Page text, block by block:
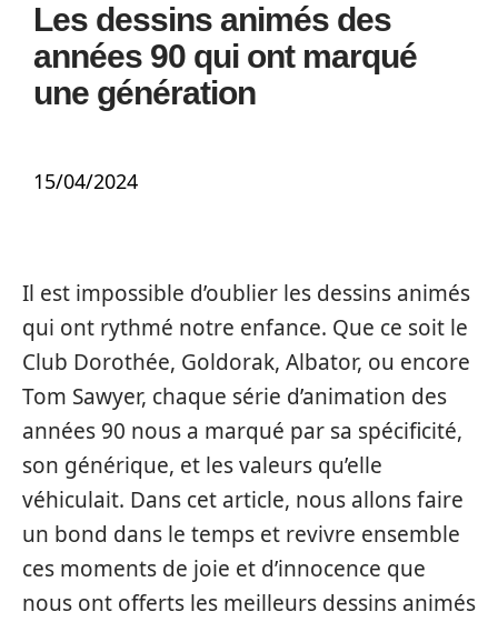
Les dessins animés des
années 90 qui ont marqué
une génération
15/04/2024
Il est impossible d’oublier les dessins animés
qui ont rythmé notre enfance. Que ce soit le
Club Dorothée, Goldorak, Albator, ou encore
Tom Sawyer, chaque série d’animation des
années 90 nous a marqué par sa spécificité,
son générique, et les valeurs qu’elle
véhiculait. Dans cet article, nous allons faire
un bond dans le temps et revivre ensemble
ces moments de joie et d’innocence que
nous ont offerts les meilleurs dessins animés